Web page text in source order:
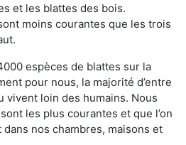
et les blattes des bois.
moins courantes que les trois
espèces de blattes sur la
pour nous, la majorité d’entre
vivent loin des humains. Nous
les plus courantes et que l’on
nos chambres, maisons et